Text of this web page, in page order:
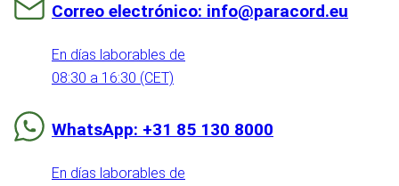
Correo electrónico: info@paracord.eu
En días laborables de
08:30 a 16:30 (CET)
WhatsApp: +31 85 130 8000
En días laborables de